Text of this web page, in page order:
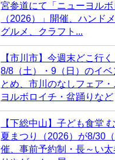
宮参道にて「ニューヨルボ
（2026）」開催、ハンド
グルメ、クラフト...
【市川市】今週末どこ行く
8/8（土）・9（日）のイベ
とめ、市川のなしフェア
ヨルボロイチ・盆踊りなど
【下総中山】子ども食堂
夏まつり（2026）が8/30
催、事前予約制・長～い